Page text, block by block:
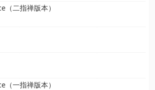
二指禅版本）
一指禅版本）